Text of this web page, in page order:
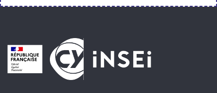
Pied de page